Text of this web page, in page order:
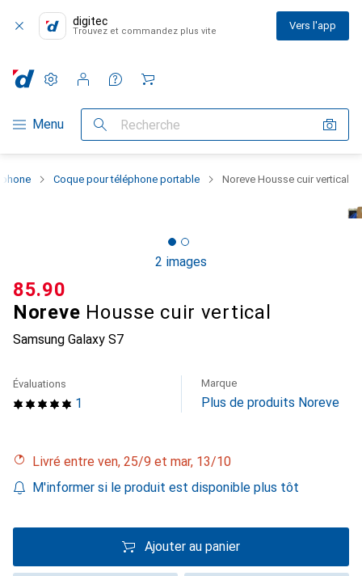
digitec
Trouvez et commandez plus vite Vers l'app
Navigation par catégorie
Menu Recherche
Paramètres
Compte client
Listes de comparaison
Listes d'envies
Panier
Coque pour téléphone portable Noreve Housse cuir vertical
2 images
Noreve Housse cuir vertical
Samsung Galaxy S7
CHF
85.90
1
Évaluations Marque
Plus de produits Noreve
Livré entre ven, 25/9 et mar, 13/10
M'informer si le produit est disponible plus tôt
Ajouter au panier